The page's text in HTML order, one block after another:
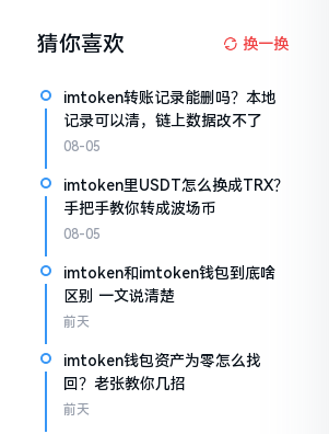
猜你喜欢 换一换
imtoken转账记录能删吗？本地
记录可以清，链上数据改不了
08-05
imtoken里USDT怎么换成TRX？
手把手教你转成波场币
08-05
imtoken和imtoken钱包到底啥
区别 一文说清楚
前天
imtoken钱包资产为零怎么找
回？老张教你几招
前天